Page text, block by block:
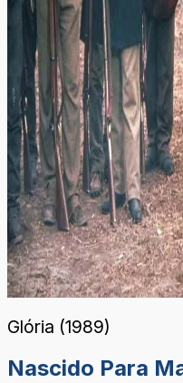
Glória (1989)
Nascido Para